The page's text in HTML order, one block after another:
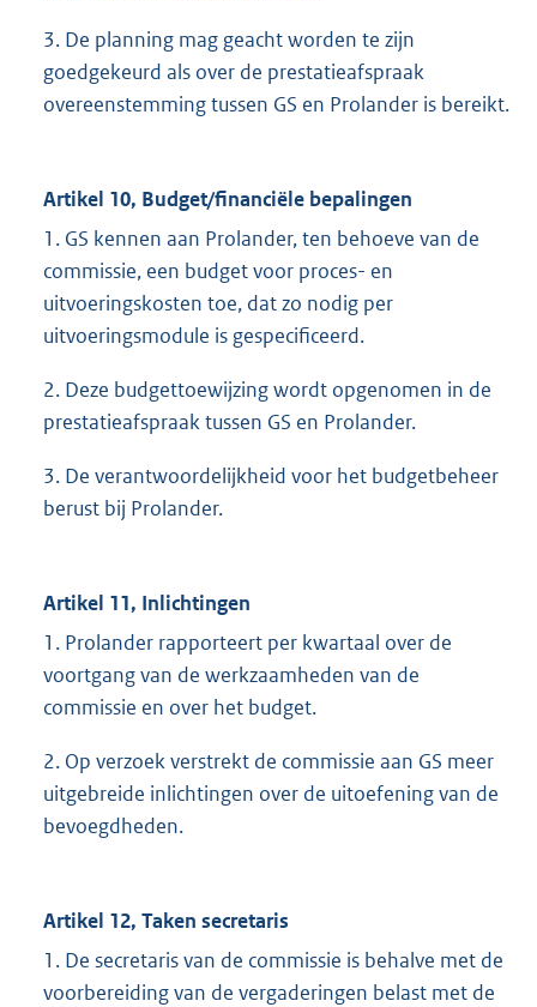
3. De planning mag geacht worden te zijn
goedgekeurd als over de prestatieafspraak
overeenstemming tussen GS en Prolander is bereikt.
Artikel 10, Budget/financiële bepalingen
1. GS kennen aan Prolander, ten behoeve van de
commissie, een budget voor proces- en
uitvoeringskosten toe, dat zo nodig per
uitvoeringsmodule is gespecificeerd.
2. Deze budgettoewijzing wordt opgenomen in de
prestatieafspraak tussen GS en Prolander.
3. De verantwoordelijkheid voor het budgetbeheer
berust bij Prolander.
Artikel 11, Inlichtingen
1. Prolander rapporteert per kwartaal over de
voortgang van de werkzaamheden van de
commissie en over het budget.
2. Op verzoek verstrekt de commissie aan GS meer
uitgebreide inlichtingen over de uitoefening van de
bevoegdheden.
Artikel 12, Taken secretaris
1. De secretaris van de commissie is behalve met de
voorbereiding van de vergaderingen belast met de